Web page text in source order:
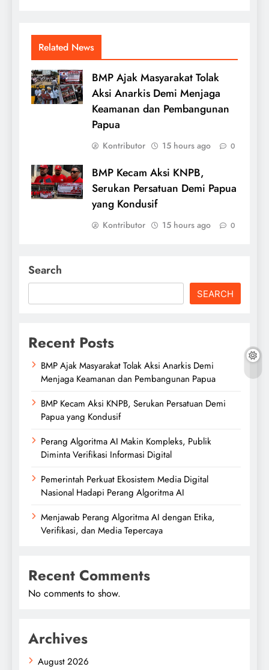
Related News
BMP Ajak Masyarakat Tolak
Aksi Anarkis Demi Menjaga
Keamanan dan Pembangunan
Papua
Kontributor 15 hours ago 0
BMP Kecam Aksi KNPB,
Serukan Persatuan Demi Papua
yang Kondusif
Kontributor 15 hours ago 0
Search
SEARCH
Recent Posts
BMP Ajak Masyarakat Tolak Aksi Anarkis Demi
Menjaga Keamanan dan Pembangunan Papua
BMP Kecam Aksi KNPB, Serukan Persatuan Demi
Papua yang Kondusif
Perang Algoritma AI Makin Kompleks, Publik
Diminta Verifikasi Informasi Digital
Pemerintah Perkuat Ekosistem Media Digital
Nasional Hadapi Perang Algoritma AI
Menjawab Perang Algoritma AI dengan Etika,
Verifikasi, dan Media Tepercaya
Recent Comments
No comments to show.
Archives
August 2026